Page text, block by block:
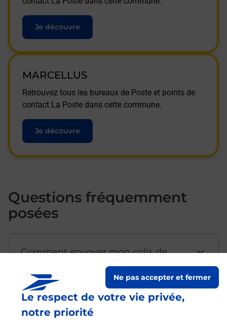
Le respect de votre vie privée,
notre priorité
Ne pas accepter et fermer
Je découvre
MARCELLUS
Retrouvez tous les bureaux de Poste et points de
contact La Poste dans cette commune.
Je découvre
Questions fréquemment
posées
Comment envoyer mon colis de
Est-il possible d’acheter un
emballage directement depuis un